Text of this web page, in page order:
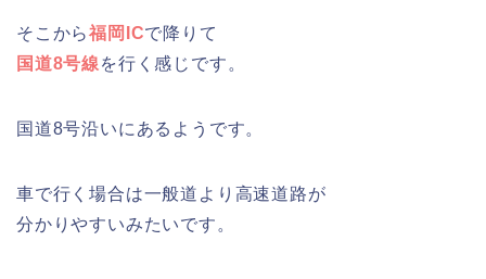
そこから福岡ICで降りて
国道8号線 を行く感じです。
国道8号沿いにあるようです。
車で行く場合は一般道より高速道路が
分かりやすいみたいです。